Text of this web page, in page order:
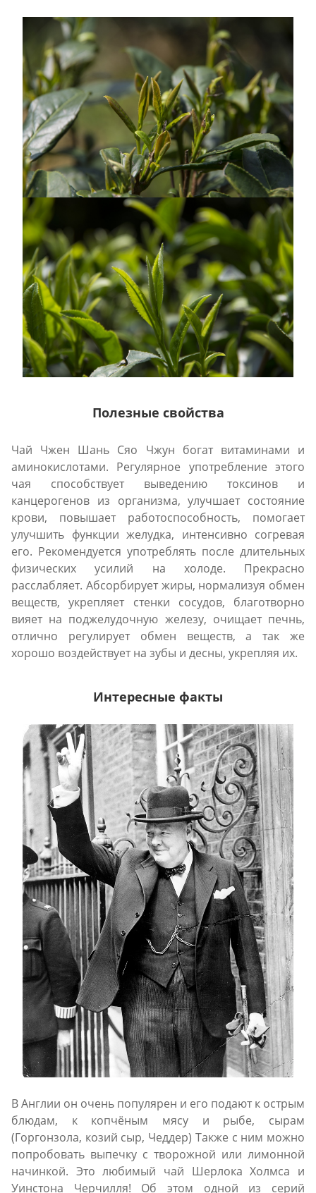
Полезные свойства
Чай Чжен Шань Сяо Чжун богат витаминами и
аминокислотами. Регулярное употребление этого
чая способствует выведению токсинов и
канцерогенов из организма, улучшает состояние
крови, повышает работоспособность, помогает
улучшить функции желудка, интенсивно согревая
его. Рекомендуется употреблять после длительных
физических усилий на холоде. Прекрасно
расслабляет. Абсорбирует жиры, нормализуя обмен
веществ, укрепляет стенки сосудов, благотворно
вияет на поджелудочную железу, очищает печнь,
отлично регулирует обмен веществ, а так же
хорошо воздействует на зубы и десны, укрепляя их.
Интересные факты
В Англии он очень популярен и его подают к острым
блюдам, к копчёным мясу и рыбе, сырам
(Горгонзола, козий сыр, Чеддер) Также с ним можно
попробовать выпечку с творожной или лимонной
начинкой. Это любимый чай Шерлока Холмса и
Уинстона Черчилля! Об этом одной из серий